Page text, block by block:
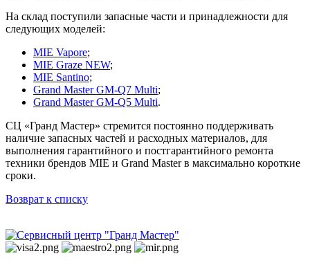
На склад поступили запасные части и принадлежности для
следующих моделей:
MIE Vapore;
MIE Graze NEW;
MIE Santino;
Grand Master GM-Q7 Multi;
Grand Master GM-Q5 Multi.
СЦ «Гранд Мастер» стремится постоянно поддерживать
наличие запасных частей и расходных материалов, для
выполнения гарантийного и постгарантийного ремонта
техники брендов MIE и Grand Master в максимально короткие
сроки.
Возврат к списку